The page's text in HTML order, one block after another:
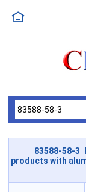
83588-58-3
products with